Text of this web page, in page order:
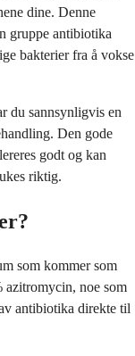
dine. Denne
gruppe antibiotika
bakterier fra å vokse
du sannsynligvis en
Den gode
godt og kan
riktig.
som kommer som
azitromycin, noe som
antibiotika direkte til